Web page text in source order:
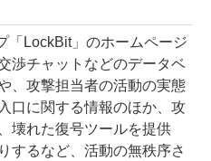
LockBit」のホームページ
渉チャットなどのデータベ
、攻撃担当者の活動の実態
口に関する情報のほか、攻
壊れた復号ツールを提供
するなど、活動の無秩序さ